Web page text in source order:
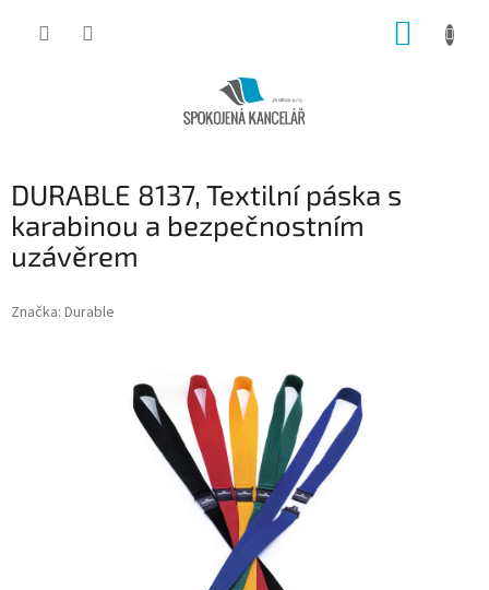
DURABLE 8137, Textilní páska s
karabinou a bezpečnostním
uzávěrem
Značka: Durable